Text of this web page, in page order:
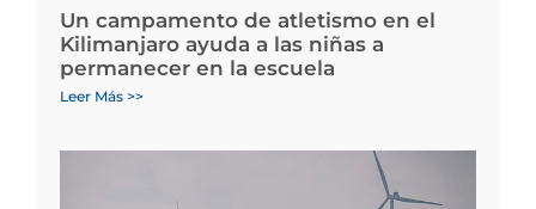
Un campamento de atletismo en el
Kilimanjaro ayuda a las niñas a
permanecer en la escuela
Leer Más >>